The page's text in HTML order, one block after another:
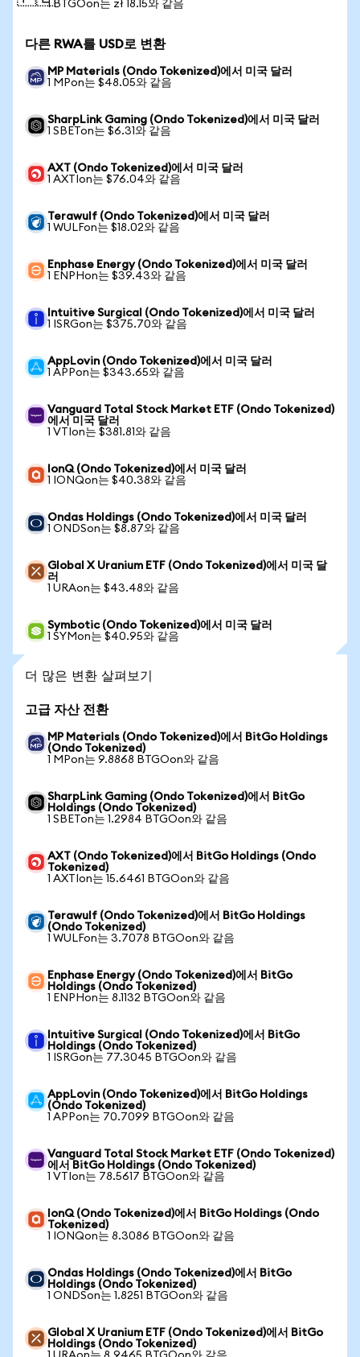
1 BTGOon는 zł 18.15와 같음
다른 RWA를 USD로 변환
MP Materials (Ondo Tokenized)에서 미국 달러
1 MPon는 $48.05와 같음
SharpLink Gaming (Ondo Tokenized)에서 미국 달러
1 SBETon는 $6.31와 같음
AXT (Ondo Tokenized)에서 미국 달러
1 AXTIon는 $76.04와 같음
Terawulf (Ondo Tokenized)에서 미국 달러
1 WULFon는 $18.02와 같음
Enphase Energy (Ondo Tokenized)에서 미국 달러
1 ENPHon는 $39.43와 같음
Intuitive Surgical (Ondo Tokenized)에서 미국 달러
1 ISRGon는 $375.70와 같음
AppLovin (Ondo Tokenized)에서 미국 달러
1 APPon는 $343.65와 같음
Vanguard Total Stock Market ETF (Ondo Tokenized)
에서 미국 달러
1 VTIon는 $381.81와 같음
IonQ (Ondo Tokenized)에서 미국 달러
1 IONQon는 $40.38와 같음
Ondas Holdings (Ondo Tokenized)에서 미국 달러
1 ONDSon는 $8.87와 같음
Global X Uranium ETF (Ondo Tokenized)에서 미국 달
러
1 URAon는 $43.48와 같음
Symbotic (Ondo Tokenized)에서 미국 달러
1 SYMon는 $40.95와 같음
더 많은 변환 살펴보기
고급 자산 전환
MP Materials (Ondo Tokenized)에서 BitGo Holdings
(Ondo Tokenized)
1 MPon는 9.8868 BTGOon와 같음
SharpLink Gaming (Ondo Tokenized)에서 BitGo
Holdings (Ondo Tokenized)
1 SBETon는 1.2984 BTGOon와 같음
AXT (Ondo Tokenized)에서 BitGo Holdings (Ondo
Tokenized)
1 AXTIon는 15.6461 BTGOon와 같음
Terawulf (Ondo Tokenized)에서 BitGo Holdings
(Ondo Tokenized)
1 WULFon는 3.7078 BTGOon와 같음
Enphase Energy (Ondo Tokenized)에서 BitGo
Holdings (Ondo Tokenized)
1 ENPHon는 8.1132 BTGOon와 같음
Intuitive Surgical (Ondo Tokenized)에서 BitGo
Holdings (Ondo Tokenized)
1 ISRGon는 77.3045 BTGOon와 같음
AppLovin (Ondo Tokenized)에서 BitGo Holdings
(Ondo Tokenized)
1 APPon는 70.7099 BTGOon와 같음
Vanguard Total Stock Market ETF (Ondo Tokenized)
에서 BitGo Holdings (Ondo Tokenized)
1 VTIon는 78.5617 BTGOon와 같음
IonQ (Ondo Tokenized)에서 BitGo Holdings (Ondo
Tokenized)
1 IONQon는 8.3086 BTGOon와 같음
Ondas Holdings (Ondo Tokenized)에서 BitGo
Holdings (Ondo Tokenized)
1 ONDSon는 1.8251 BTGOon와 같음
Global X Uranium ETF (Ondo Tokenized)에서 BitGo
Holdings (Ondo Tokenized)